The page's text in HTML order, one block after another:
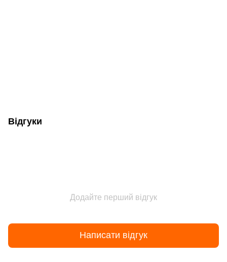
Відгуки
Додайте перший відгук
Написати відгук